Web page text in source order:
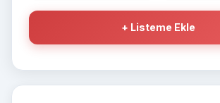
+ Listeme Ekle